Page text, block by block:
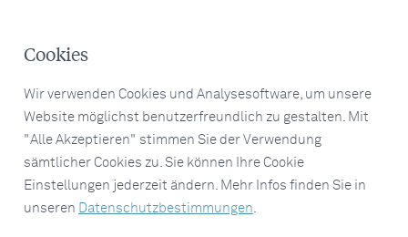
Cookies
Wir verwenden Cookies und Analysesoftware, um unsere
Website möglichst benutzerfreundlich zu gestalten. Mit
"Alle Akzeptieren" stimmen Sie der Verwendung
sämtlicher Cookies zu. Sie können Ihre Cookie
Einstellungen jederzeit ändern. Mehr Infos finden Sie in
unseren Datenschutzbestimmungen.